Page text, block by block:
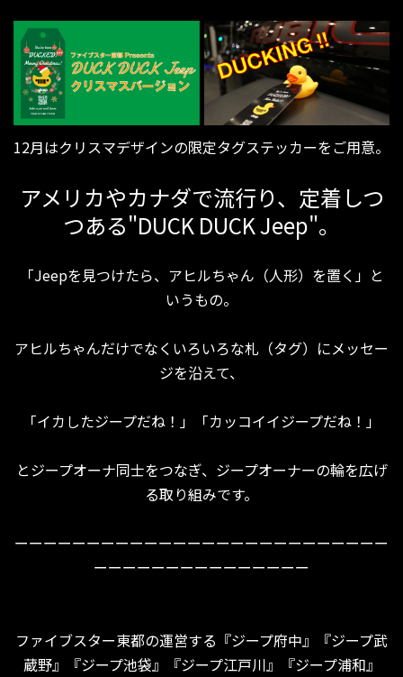
12月はクリスマデザインの限定タグステッカーをご用意。
アメリカやカナダで流行り、定着しつ
つある"DUCK DUCK Jeep"。
「Jeepを見つけたら、アヒルちゃん（人形）を置く」と
いうもの。
アヒルちゃんだけでなくいろいろな札（タグ）にメッセー
ジを沿えて、
「イカしたジープだね！」「カッコイイジープだね！」
とジープオーナ同士をつなぎ、ジープオーナーの輪を広げ
る取り組みです。
ーーーーーーーーーーーーーーーーーーーーーーーーーー
ーーーーーーーーーーーーーーー
ファイブスター東都の運営する『ジープ府中』『ジープ武
蔵野』『ジープ池袋』『ジープ江戸川』『ジープ浦和』